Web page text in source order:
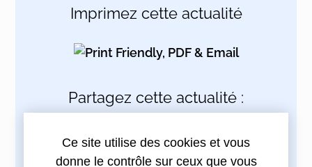
Imprimez cette actualité
Partagez cette actualité :
Ce site utilise des cookies et vous
donne le contrôle sur ceux que vous